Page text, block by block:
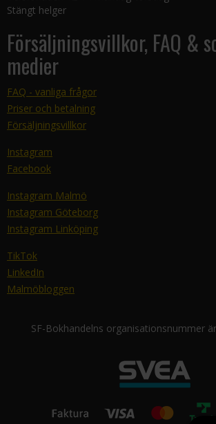
Stängt helger
Försäljningsvillkor, FAQ &
medier
FAQ - vanliga frågor
Priser och betalning
Försäljningsvillkor
Instagram
Facebook
Instagram Malmö
Instagram Göteborg
Instagram Linköping
TikTok
LinkedIn
Malmöbloggen
SF-Bokhandelns organisationsnummer